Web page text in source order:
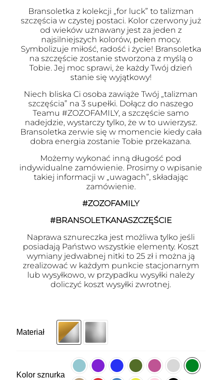
Bransoletka z kolekcji „for luck” to talizman
szczęścia w czystej postaci. Kolor czerwony już
od wieków uznawany jest za jeden z
najsilniejszych kolorów, pełen mocy.
Symbolizuje miłość, radość i życie! Bransoletka
na szczęście zostanie stworzona z myślą o
Tobie. Jej moc sprawi, że każdy Twój dzień
stanie się wyjątkowy!
Niech bliska Ci osoba zawiąże Twój „talizman
szczęścia” na 3 supełki. Dołącz do naszego
Teamu #ZOZOFAMILY, a szczęście samo
nadejdzie, wystarczy tylko, że w to uwierzysz.
Bransoletka zerwie się w momencie kiedy cała
dobra energia zostanie Tobie przekazana.
Możemy wykonać inną długość pod
indywidualne zamówienie. Prosimy o wpisanie
takiej informacji w „uwagach”, składając
zamówienie.
#ZOZOFAMILY
#BRANSOLETKANASZCZĘŚCIE
Naprawa sznureczka jest możliwa tylko jeśli
posiadają Państwo wszystkie elementy. Koszt
wymiany jedwabnej nitki to 25 zł i można ją
zrealizować w każdym punkcie stacjonarnym
lub wysyłkowo, w przypadku wysyłki należy
doliczyć koszt wysyłki zwrotnej.
Materiał
Kolor sznurka